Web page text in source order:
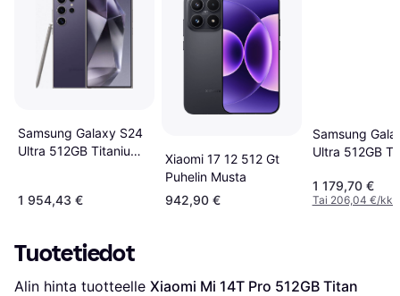
Samsung Galaxy S24
Ultra 512GB Titanium
1 954,43 €
Xiaomi 17 12 512 Gt
Puhelin Musta
942,90 €
Samsung
Ultra 512GB
1 179,70 €
Tai 206,04 €/kk.
Tuotetiedot
Alin hinta tuotteelle Xiaomi Mi 14T Pro 512GB Titan